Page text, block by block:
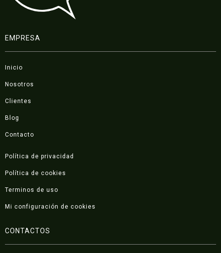
EMPRESA
Inicio
Nosotros
Clientes
Blog
Contacto
Política de privacidad
Política de cookies
Terminos de uso
Mi configuración de cookies
CONTACTOS